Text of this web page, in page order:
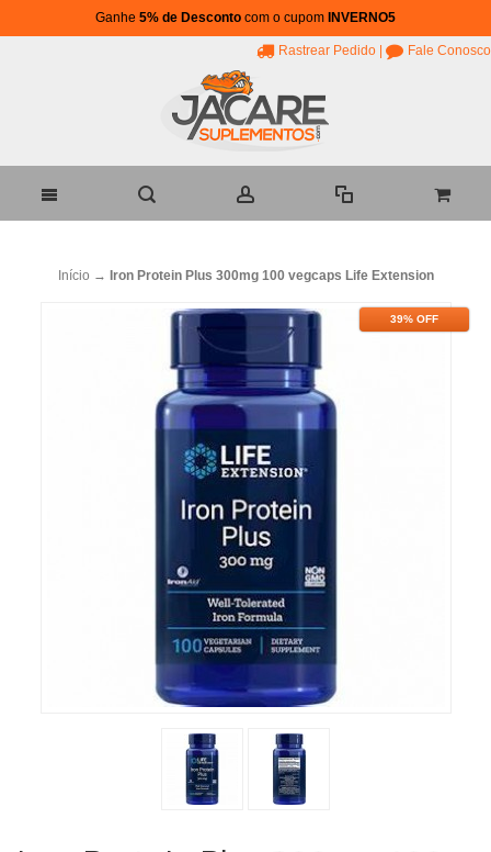
Ganhe 5% de Desconto com o cupom INVERNO5
Rastrear Pedido Fale Conosco
Início → Iron Protein Plus 300mg 100 vegcaps Life Extension
39% OFF